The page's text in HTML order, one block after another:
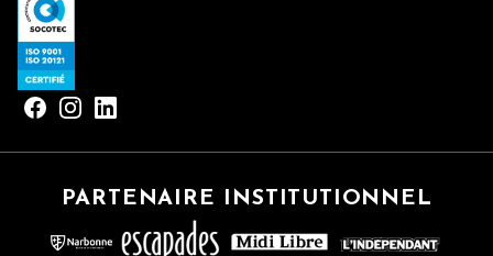
PARTENAIRE INSTITUTIONNEL